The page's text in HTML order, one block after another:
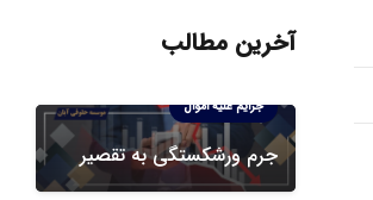
آخرین مطالب
جرایم علیه اموال
جرم ورشکستگی به تقصیر